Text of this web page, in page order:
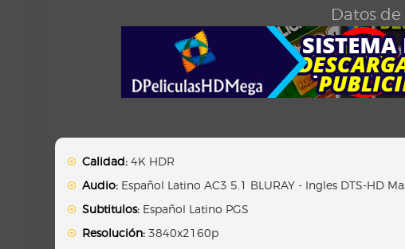
Datos
Calidad: 4K HDR
Audio: Español Latino AC3 5.1 BLURAY - Ingles DTS-HD
Subtitulos: Español Latino PGS
Resolución: 3840x2160p